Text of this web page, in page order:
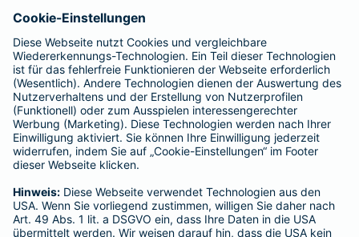
Barmenia ist Teil der BarmeniaGothaer
BELIEBTE SEITEN
Kranken-Zusatzversicherung
Tierversicherungen
Haftpflichtversicherung
Hausratversicherung
Adresse ändern
Schaden melden